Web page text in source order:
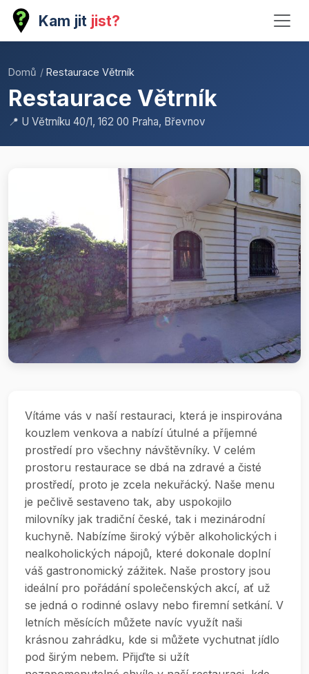
Kam jit jist?
Domů / Restaurace Větrník
Restaurace Větrník
📍 U Větrníku 40/1, 162 00 Praha, Břevnov
Vítáme vás v naší restauraci, která je inspirována
kouzlem venkova a nabízí útulné a příjemné
prostředí pro všechny návštěvníky. V celém
prostoru restaurace se dbá na zdravé a čisté
prostředí, proto je zcela nekuřácký. Naše menu
je pečlivě sestaveno tak, aby uspokojilo
milovníky jak tradiční české, tak i mezinárodní
kuchyně. Nabízíme široký výběr alkoholických i
nealkoholických nápojů, které dokonale doplní
váš gastronomický zážitek. Naše prostory jsou
ideální pro pořádání společenských akcí, ať už
se jedná o rodinné oslavy nebo firemní setkání. V
letních měsících můžete navíc využít naši
krásnou zahrádku, kde si můžete vychutnat jídlo
pod širým nebem. Přijďte si užít